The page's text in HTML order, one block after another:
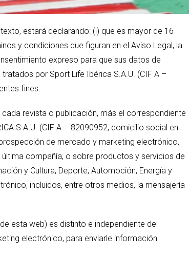
texto, estará declarando: (i) que es mayor de 16
y condiciones que figuran en el Aviso Legal, la
expreso para que sus datos de
por Sport Life Ibérica S.A.U. (CIF A –
fines:
revista o publicación, más el correspondiente
S.A.U. (CIF A – 82090952, domicilio social en
de mercado y marketing electrónico,
compañía, o sobre productos y servicios de
y Cultura, Deporte, Automoción, Energía y
incluidos, entre otros medios, la mensajería
esta web) es distinto e independiente del
electrónico, para enviarle información